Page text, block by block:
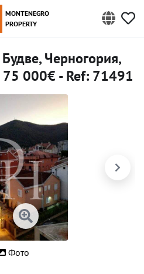
MONTENEGRO
PROPERTY
Черногория,
75 000€ - Ref: 71491
Фото